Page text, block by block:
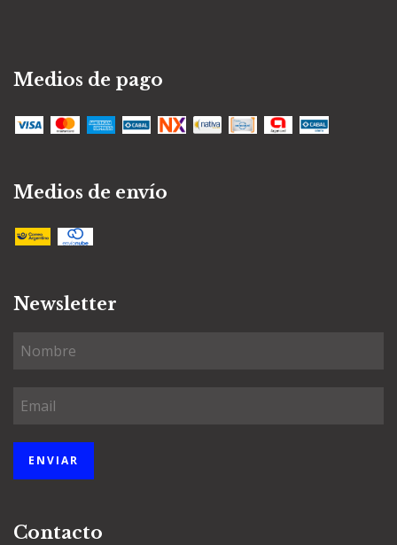
Medios de pago
Medios de envío
Newsletter
Contacto